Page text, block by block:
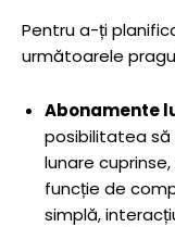
Pentru a-ți
următoarele
Abonamente
posibilitatea să
lunare cuprinse,
funcție de
simplă,